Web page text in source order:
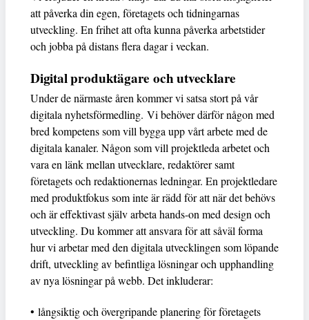
att påverka din egen, företagets och tidningarnas
utveckling. En frihet att ofta kunna påverka arbetstider
och jobba på distans flera dagar i veckan.
Digital produktägare och utvecklare
Under de närmaste åren kommer vi satsa stort på vår
digitala nyhetsförmedling. Vi behöver därför någon med
bred kompetens som vill bygga upp vårt arbete med de
digitala kanaler. Någon som vill projektleda arbetet och
vara en länk mellan utvecklare, redaktörer samt
företagets och redaktionernas ledningar. En projektledare
med produktfokus som inte är rädd för att när det behövs
och är effektivast själv arbeta hands-on med design och
utveckling. Du kommer att ansvara för att såväl forma
hur vi arbetar med den digitala utvecklingen som löpande
drift, utveckling av befintliga lösningar och upphandling
av nya lösningar på webb. Det inkluderar:
• långsiktig och övergripande planering för företagets